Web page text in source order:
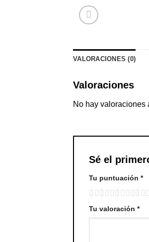
VALORACIONES (0)
Valoraciones
No hay valoraciones
Sé el
Tu puntuación *
Tu valoración *